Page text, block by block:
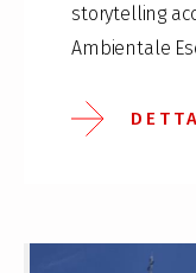
storytelling
Ambientale